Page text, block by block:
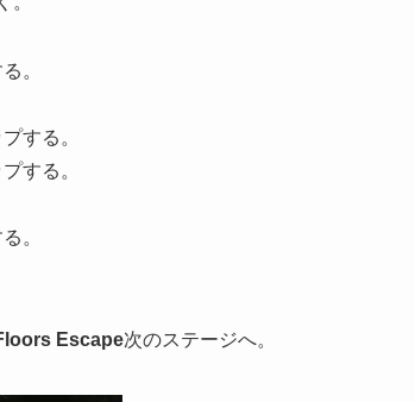
。
する。
する。
。
Escape次のステージへ。